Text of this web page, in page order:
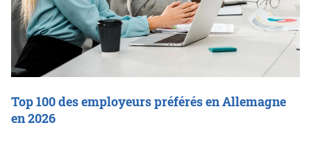
Top 100 des employeurs préférés en Allemagne
en 2026